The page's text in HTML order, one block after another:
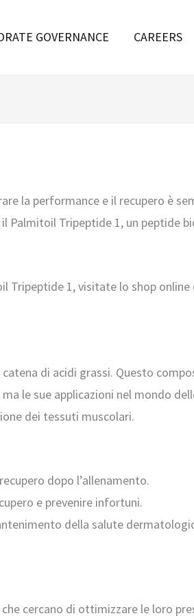
GOVERNANCE CAREERS
la performance e il recupero è
Palmitoil Tripeptide 1, un peptide
Tripeptide 1, visitate lo shop online
di acidi grassi. Questo
le sue applicazioni nel mondo
dei tessuti muscolari.
dopo l’allenamento.
e prevenire infortuni.
della salute
cercano di ottimizzare le loro